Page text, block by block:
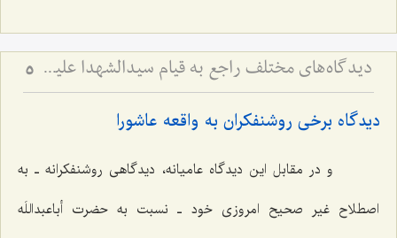
دیدگاه‌های مختلف راجع به قیام سیدالشهدا علیه السلام - بررسی اجمالی هدف قیام امام حسین علیه‌السلام 5
دیدگاه برخی روشنفکران به واقعه عاشورا
و در مقابل این دیدگاه عامیانه، دیدگاهی روشنفکرانه ـ به
اصطلاح غیر صحیح امروزی خود ـ نسبت به حضرت أباعبداللَه